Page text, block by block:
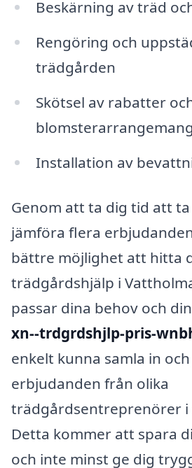
Beskärning av träd
Rengöring och
trädgården
Skötsel av rabatter
blomsterarrangemang
Installation av
Genom att ta dig tid att
jämföra flera
bättre möjlighet att hitta
trädgårdshjälp i
passar dina behov och
xn--trdgrdshjlp-pris-
enkelt kunna samla in
erbjudanden från olika
trädgårdsentreprenörer i
Detta kommer att spara
och inte minst ge dig